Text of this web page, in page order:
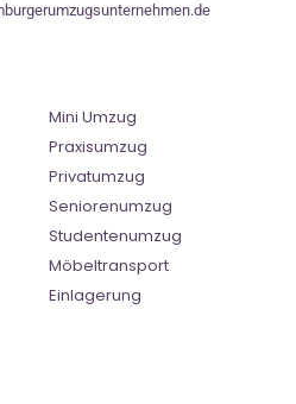
Mini Umzug
Praxisumzug
Privatumzug
Seniorenumzug
Studentenumzug
Möbeltransport
Einlagerung